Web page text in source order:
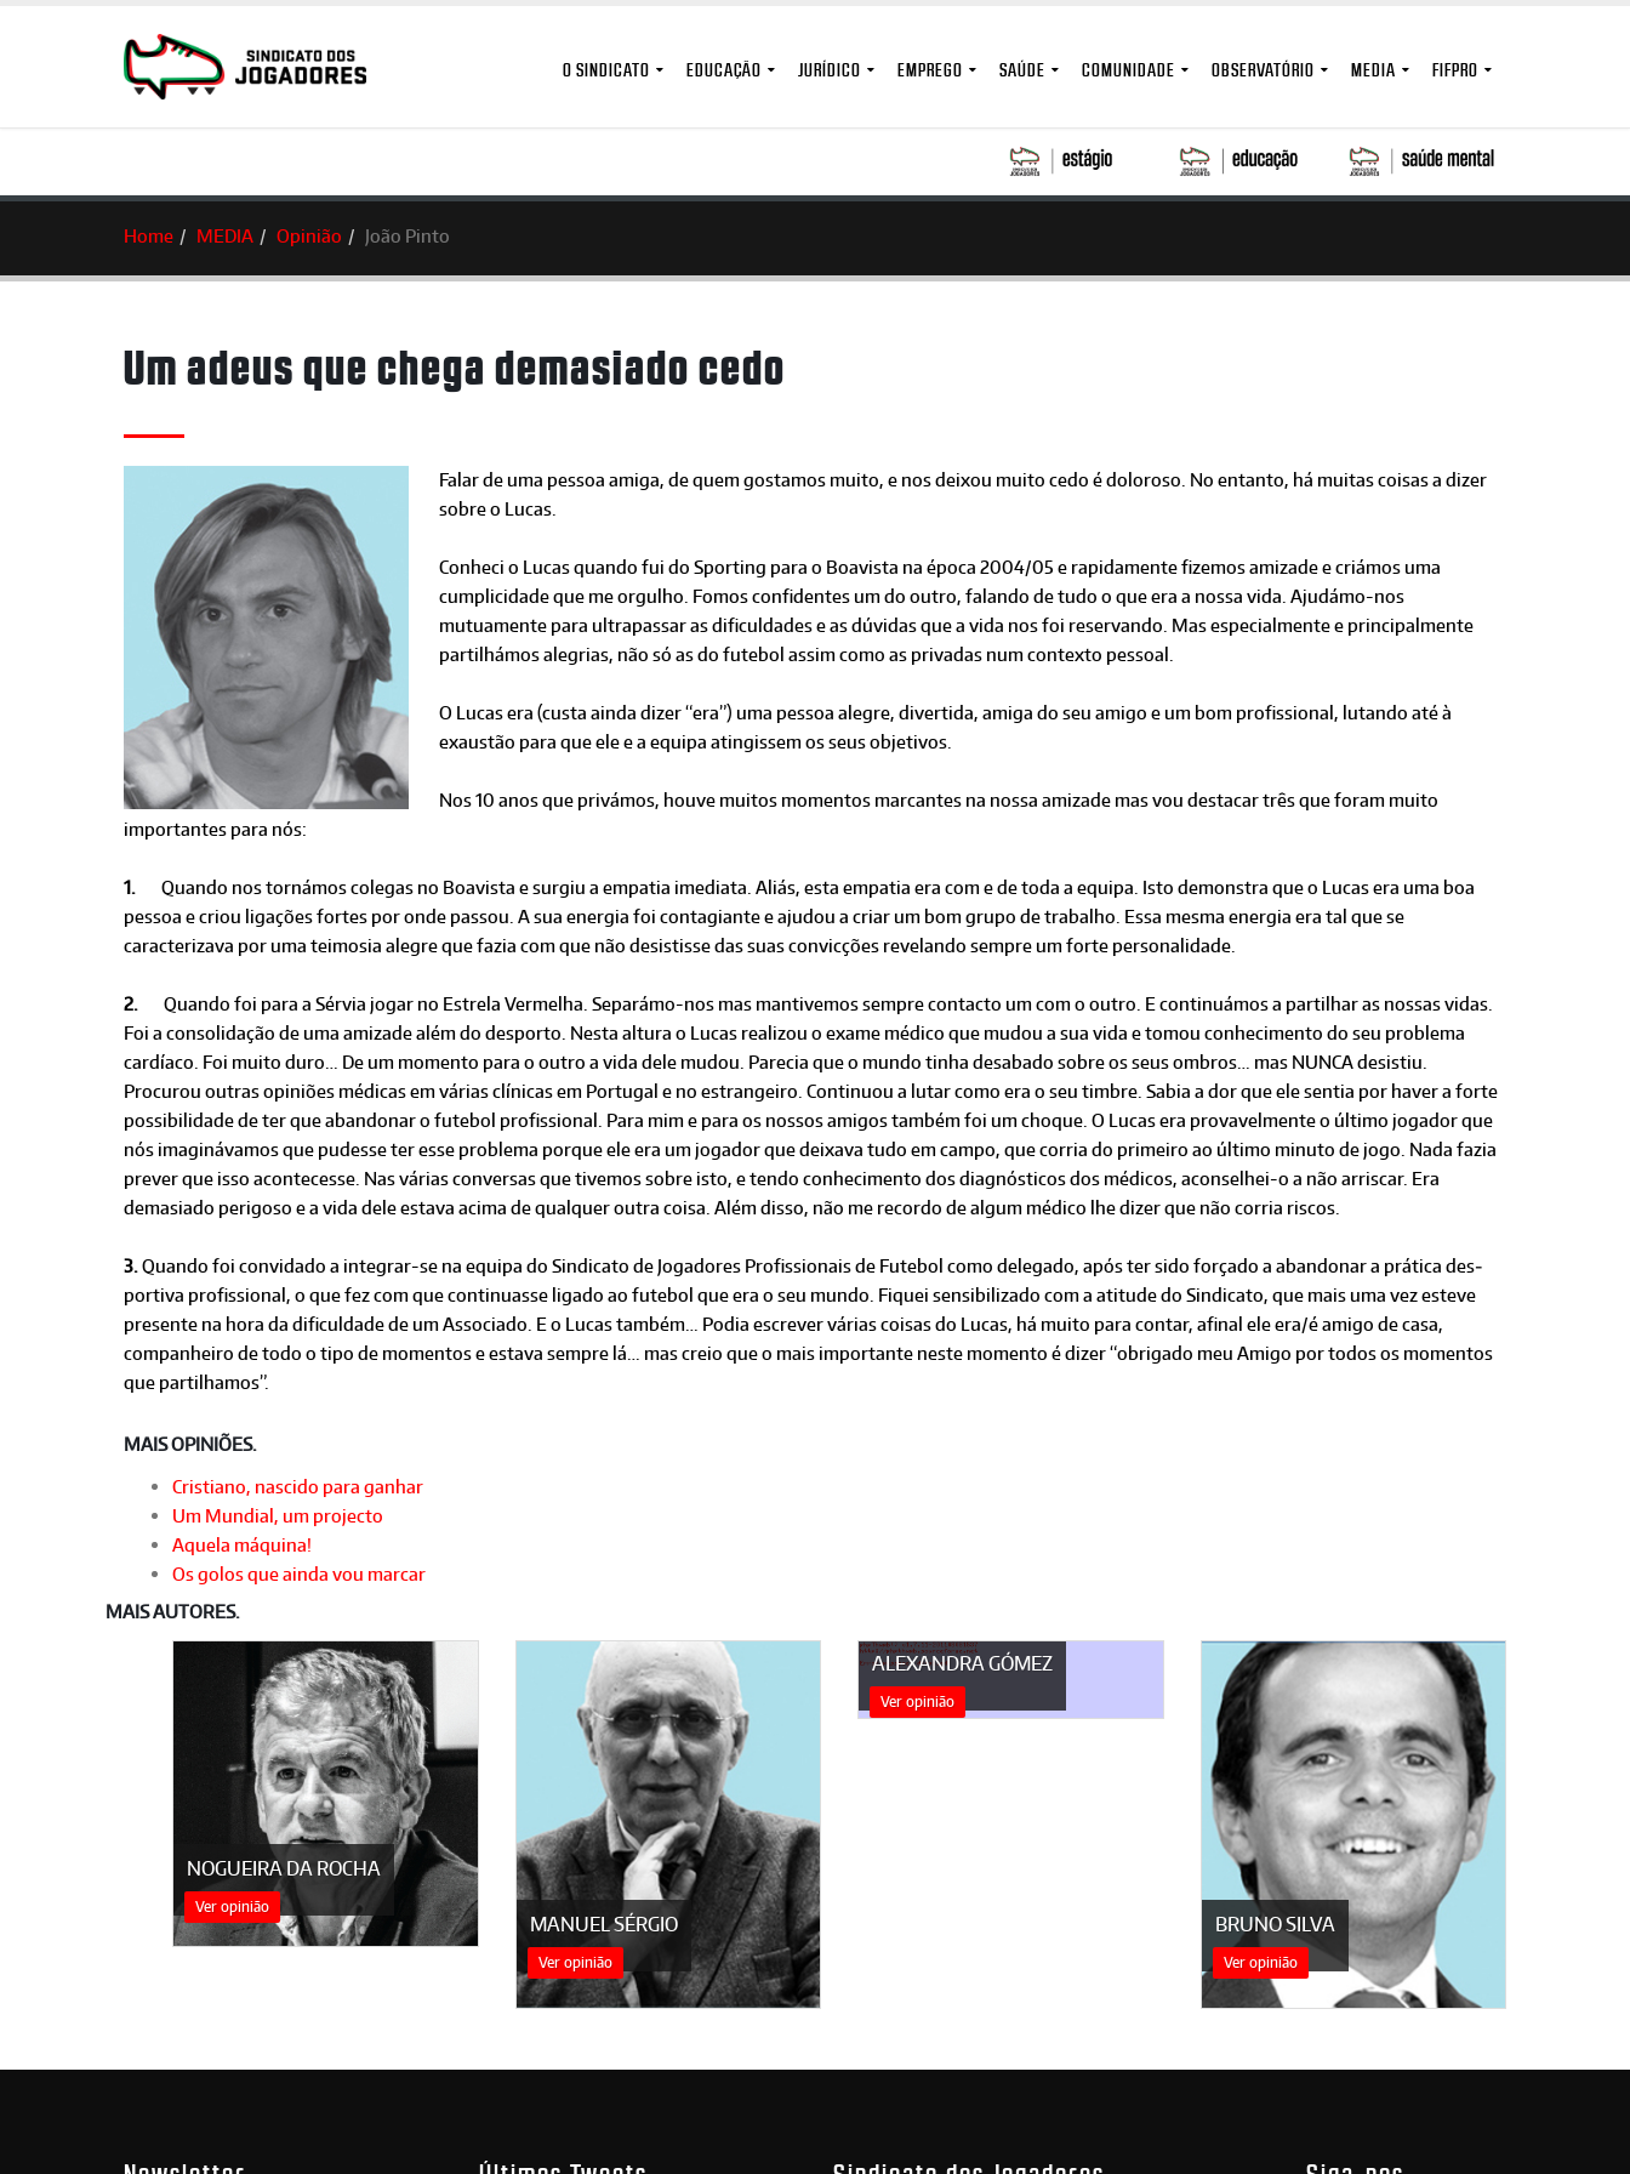
O SINDICATO EDUCAÇÃO JURÍDICO EMPREGO SAÚDE COMUNIDADE OBSERVATÓRIO MEDIA FIFPRO
Home MEDIA Opinião João Pinto
Um adeus que chega demasiado cedo
Falar de uma pessoa amiga, de quem gostamos muito, e nos deixou muito cedo é dolo­roso. No entanto, há muitas coisas a dizer
sobre o Lucas.
Conheci o Lucas quando fui do Sporting para o Boavista na época 2004/05 e rapida­mente fizemos amizade e criámos uma
cumplicidade que me orgulho. Fomos confi­dentes um do outro, falando de tudo o que era a nossa vida. Ajudámo-nos
mutuamente para ultrapassar as dificuldades e as dúvidas que a vida nos foi reservando. Mas espe­cialmente e principalmente
partilhámos alegrias, não só as do futebol assim como as privadas num contexto pessoal.
O Lucas era (custa ainda dizer “era”) uma pessoa alegre, divertida, amiga do seu amigo e um bom profissional, lutando até à
exaustão para que ele e a equipa atingissem os seus objetivos.
Nos 10 anos que privámos, houve muitos momentos marcantes na nos­sa amizade mas vou destacar três que foram muito
importantes para nós:
1. Quando nos tornámos colegas no Boavista e surgiu a empatia imediata. Aliás, esta empatia era com e de toda a equipa. Isto demonstra que o Lucas era uma boa
pessoa e criou ligações fortes por onde passou. A sua energia foi contagiante e ajudou a criar um bom grupo de trabalho. Essa mesma energia era tal que se
caracterizava por uma teimosia alegre que fazia com que não desistisse das suas convicções revelan­do sempre um forte personalidade.
2. Quando foi para a Sérvia jogar no Estrela Vermelha. Separámo-nos mas mantive­mos sempre contacto um com o outro. E continuámos a partilhar as nossas vidas.
Foi a consolidação de uma amizade além do desporto. Nesta altura o Lucas realizou o exame médico que mudou a sua vida e tomou conhecimento do seu problema
cardíaco. Foi muito duro… De um momento para o outro a vida dele mudou. Pa­recia que o mundo tinha desabado sobre os seus ombros… mas NUNCA desistiu.
Procurou outras opiniões médicas em várias clínicas em Portugal e no estrangeiro. Continuou a lutar como era o seu timbre. Sabia a dor que ele sentia por haver a forte
possibilidade de ter que abandonar o futebol profissional. Para mim e para os nossos amigos também foi um choque. O Lucas era provavelmente o último jogador que
nós imaginávamos que pudesse ter esse problema porque ele era um jogador que deixava tudo em campo, que corria do primeiro ao último minuto de jogo. Nada fazia
prever que isso acontecesse. Nas várias conversas que tivemos sobre isto, e tendo conhecimento dos diagnósticos dos médicos, aconselhei-o a não arriscar. Era
demasiado perigoso e a vida dele estava acima de qualquer outra coisa. Além disso, não me recordo de algum médico lhe dizer que não corria riscos.
3.Quando foi convidado a integrar-se na equipa do Sindicato de Jogadores Profissio­nais de Futebol como delegado, após ter sido forçado a abandonar a prática des­
portiva profissional, o que fez com que continuasse ligado ao futebol que era o seu mundo. Fiquei sensibilizado com a atitude do Sindicato, que mais uma vez esteve
presente na hora da dificuldade de um Associado. E o Lucas também… Podia es­crever várias coisas do Lucas, há muito para contar, afinal ele era/é amigo de casa,
companheiro de todo o tipo de momentos e estava sempre lá… mas creio que o mais importante neste momento é dizer “obrigado meu Amigo por todos os momentos
que partilhamos”.
MAIS OPINIÕES.
Cristiano, nascido para ganhar
Um Mundial, um projecto
Aquela máquina!
Os golos que ainda vou marcar
MAIS AUTORES.
NOGUEIRA DA ROCHA
Ver opinião
MANUEL SÉRGIO
Ver opinião
ALEXANDRA GÓMEZ
Ver opinião
BRUNO SILVA
Ver opinião